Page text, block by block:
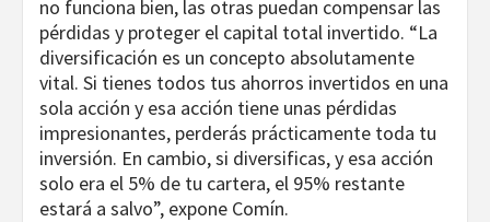
no funciona bien, las otras puedan compensar las
pérdidas y proteger el capital total invertido. “La
diversificación es un concepto absolutamente
vital. Si tienes todos tus ahorros invertidos en una
sola acción y esa acción tiene unas pérdidas
impresionantes, perderás prácticamente toda tu
inversión. En cambio, si diversificas, y esa acción
solo era el 5% de tu cartera, el 95% restante
estará a salvo”, expone Comín.